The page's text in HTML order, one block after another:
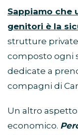
Sappiamo che
genitori è la
strutture
composto ogni
dedicate a
compagni di
Un altro
economico.